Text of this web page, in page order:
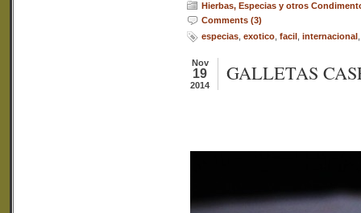
Hierbas, Especias y otros
Comments (3)
especias exotico facil internacional
Nov
19
2014
GALLETAS